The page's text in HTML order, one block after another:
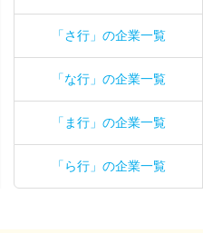
「さ行」の企業一覧
「な行」の企業一覧
「ま行」の企業一覧
「ら行」の企業一覧